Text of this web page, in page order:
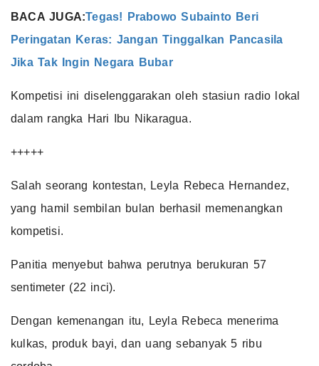
BACA JUGA:Tegas! Prabowo Subainto Beri
Peringatan Keras: Jangan Tinggalkan Pancasila
Jika Tak Ingin Negara Bubar
Kompetisi ini diselenggarakan oleh stasiun radio lokal
dalam rangka Hari Ibu Nikaragua.
+++++
Salah seorang kontestan, Leyla Rebeca Hernandez,
yang hamil sembilan bulan berhasil memenangkan
kompetisi.
Panitia menyebut bahwa perutnya berukuran 57
sentimeter (22 inci).
Dengan kemenangan itu, Leyla Rebeca menerima
kulkas, produk bayi, dan uang sebanyak 5 ribu